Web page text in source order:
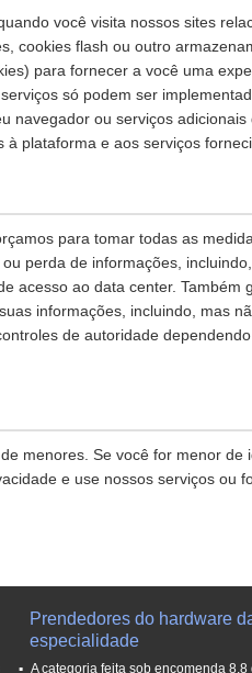
você visita nossos sites
cookies flash ou outro
para fornecer a você uma
só podem ser
navegador ou serviços
plataforma e aos serviços
para tomar todas as
perda de informações, incluindo,
acesso ao data center. Também
informações, incluindo, mas
de autoridade
menores. Se você for menor de
e use nossos serviços ou
Prendedores do hardware
especialidade
A categoria feita sob encomenda 8,8